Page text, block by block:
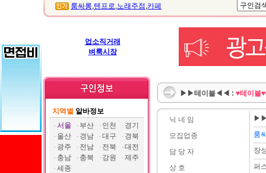
룸싸롱,텐프로,노래주점 ,카페
업소직거래
벼룩시장
지역별 알바정보
서울
부산 인천
경기
울산
경남 대구
경북
광주
전남 전북
대전
충남
충북 강원
제주
세종
▶▶테이블◀◀ : ♥테이블
닉 네 임
모집업종
담 당 자
상 호
룸
장
퍼